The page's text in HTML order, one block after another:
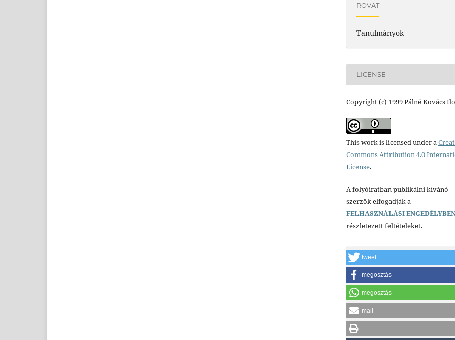
ROVAT
Tanulmányok
LICENSE
Copyright (c) 1999 Pálné Kovács
This work is licensed under a
Commons Attribution 4.0
License.
A folyóiratban publikálni kívánó
szerzők elfogadják a
FELHASZNÁLÁSI
részletezett feltételeket.
tweet
megosztás
megosztás
mail